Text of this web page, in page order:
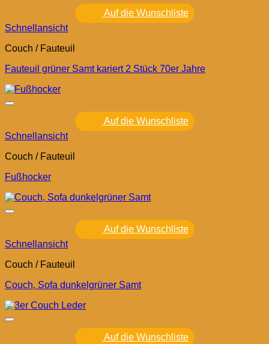
Auf die Wunschliste
Schnellansicht
Couch / Fauteuil
Fauteuil grüner Samt kariert 2 Stück 70er Jahre
Auf die Wunschliste
Schnellansicht
Couch / Fauteuil
Fußhocker
Auf die Wunschliste
Schnellansicht
Couch / Fauteuil
Couch, Sofa dunkelgrüner Samt
Auf die Wunschliste